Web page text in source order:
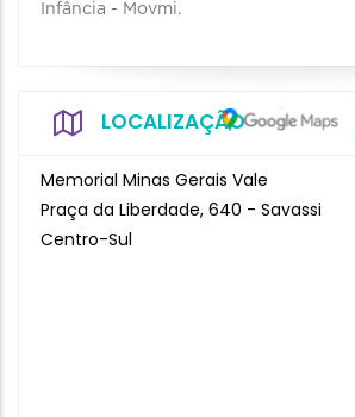
Infância - Movmi.
LOCALIZAÇÃO
Memorial Minas Gerais Vale
Praça da Liberdade, 640 - Savassi
Centro-Sul